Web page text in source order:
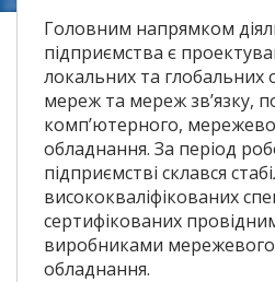
Головним напрямком
підприємства є
локальних та
мереж та мереж зв’язку,
комп’ютерного,
обладнання. За період
підприємстві склався
висококваліфікованих
сертифікованих
виробниками мережевого
обладнання.